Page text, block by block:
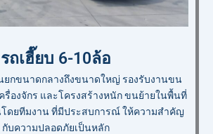
รถเฮี๊ยบ 6-10ล้อ
ยกขนาดกลางถึงขนาดใหญ่ รองรับงานขน
รื่องจักร และโครงสร้างหนัก ขนย้ายในพื้นที่
ดยทีมงาน ที่มีประสบการณ์ ให้ความสำคัญ
กับความปลอดภัยเป็นหลัก